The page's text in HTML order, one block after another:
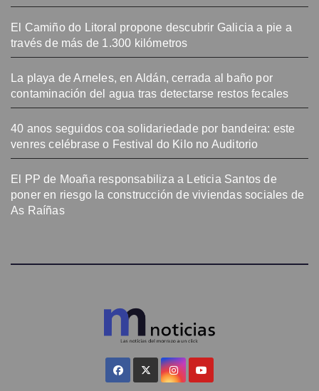
El Camiño do Litoral propone descubrir Galicia a pie a
través de más de 1.300 kilómetros
La playa de Arneles, en Aldán, cerrada al baño por
contaminación del agua tras detectarse restos fecales
40 anos seguidos coa solidariedade por bandeira: este
venres celébrase o Festival do Kilo no Auditorio
El PP de Moaña responsabiliza a Leticia Santos de
poner en riesgo la construcción de viviendas sociales de
As Raíñas